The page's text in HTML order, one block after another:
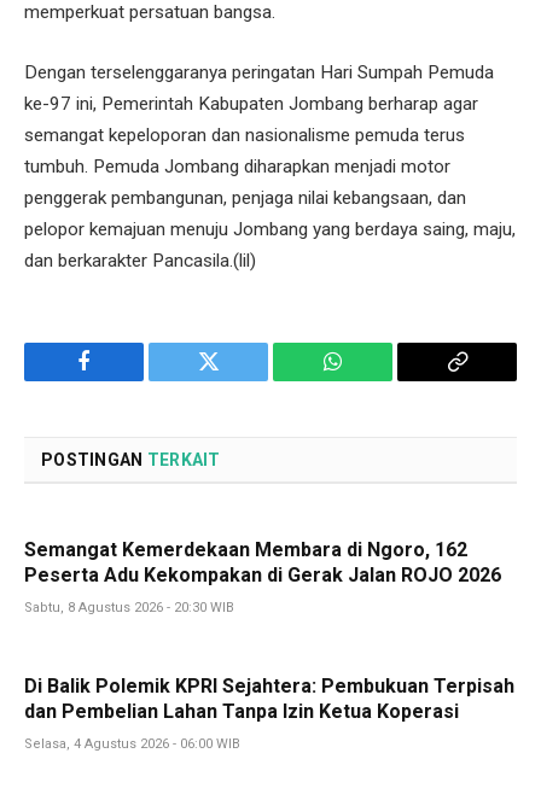
memperkuat persatuan bangsa.
Dengan terselenggaranya peringatan Hari Sumpah Pemuda
ke-97 ini, Pemerintah Kabupaten Jombang berharap agar
semangat kepeloporan dan nasionalisme pemuda terus
tumbuh. Pemuda Jombang diharapkan menjadi motor
penggerak pembangunan, penjaga nilai kebangsaan, dan
pelopor kemajuan menuju Jombang yang berdaya saing, maju,
dan berkarakter Pancasila.(lil)
Facebook Twitter WhatsApp
Copy
POSTINGAN TERKAIT
Semangat Kemerdekaan Membara di Ngoro, 162
Peserta Adu Kekompakan di Gerak Jalan ROJO 2026
Sabtu, 8 Agustus 2026 - 20:30 WIB
Di Balik Polemik KPRI Sejahtera: Pembukuan Terpisah
dan Pembelian Lahan Tanpa Izin Ketua Koperasi
Selasa, 4 Agustus 2026 - 06:00 WIB